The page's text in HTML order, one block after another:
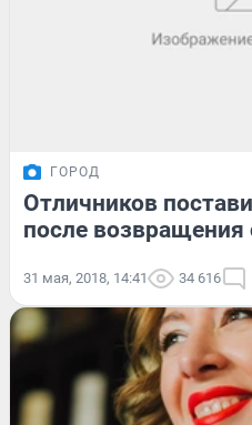
ГОРОД
Отличников
после
31 мая, 2018, 14:41 34 616